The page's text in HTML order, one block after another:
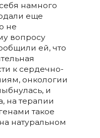
намного
еще
не
вопросу
ей, что
к сердечно-
онкологии
и
на терапии
такое
натуральном